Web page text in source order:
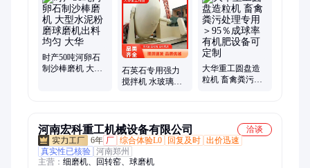
肥烘干机
时产50吨河卵石
制沙棒磨机 大型
石英石专用强力
搅拌机 水玻璃树
大华重工圆盘造
粒机 畜禽粪污处
河南宏科重工机械设备有限公司
洽谈
6年 厂 综合体验L0 回复及时 出价迅速
真实性已核验 河南郑州
主营： 细磨机、回转窑、球磨机